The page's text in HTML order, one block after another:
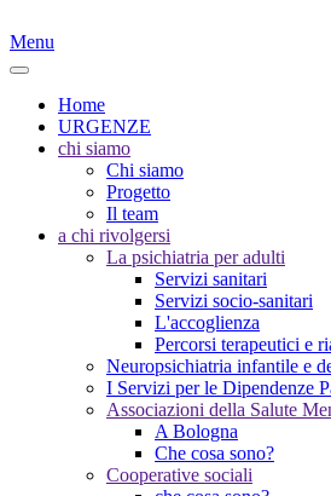
Menu
Home
URGENZE
chi siamo
Chi siamo
Progetto
Il team
a chi rivolgersi
La psichiatria per adulti
Servizi sanitari
Servizi socio-sanitari
L'accoglienza
Percorsi terapeutici e
Neuropsichiatria infantile e
I Servizi per le Dipendenze
Associazioni della Salute
A Bologna
Che cosa sono?
Cooperative sociali